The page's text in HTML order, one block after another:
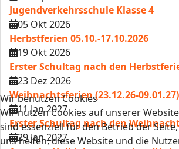
Jugendverkehrsschule Klasse 4
05 Okt 2026
Herbstferien 05.10.-17.10.2026
19 Okt 2026
Erster Schultag nach den
23 Dez 2026
Weihnachtsferien (23.12.26-09.01.27)
11 Jan 2027
Erster Schultag nach den
29 Jan 2027
Wir benutzen Cookies
Wir nutzen Cookies auf unserer
sind essenziell für den Betrieb der
uns helfen, diese Website und die